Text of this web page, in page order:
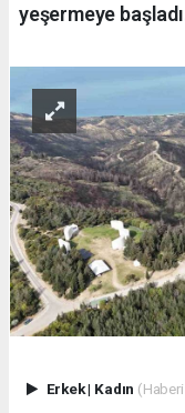
yeşermeye
Erkek| Kadın